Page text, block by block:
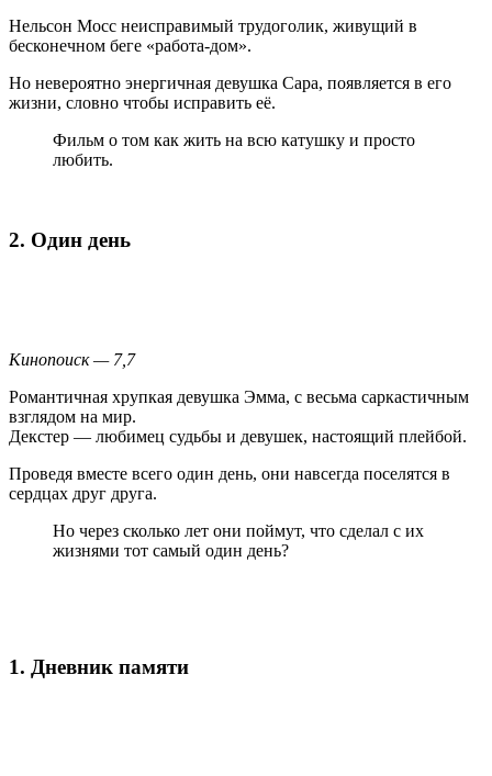
Нельсон Мосс неисправимый трудоголик, живущий в
бесконечном беге «работа-дом».
Но невероятно энергичная девушка Сара, появляется в его
жизни, словно чтобы исправить её.
Фильм о том как жить на всю катушку и просто
любить.
2. Один день
Кинопоиск — 7,7
Романтичная хрупкая девушка Эмма, с весьма саркастичным
взглядом на мир.
Декстер — любимец судьбы и девушек, настоящий плейбой.
Проведя вместе всего один день, они навсегда поселятся в
сердцах друг друга.
Но через сколько лет они поймут, что сделал с их
жизнями тот самый один день?
1. Дневник памяти